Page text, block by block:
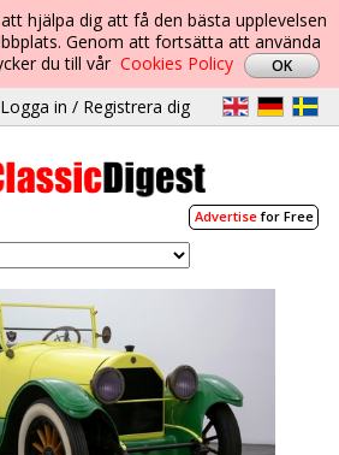
hjälpa dig att få den bästa upplevelsen
Genom att fortsätta att använda
du till vår Cookies Policy
Logga in / Registrera dig
Advertisefor Free